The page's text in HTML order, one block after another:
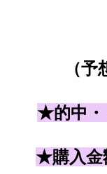
（
★的中
★購入金